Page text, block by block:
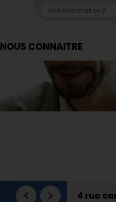
NOUS CONNAITRE
4 rue